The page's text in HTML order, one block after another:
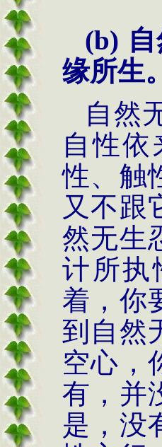
(b)
缘所生。
自然
自性
性、触
又不跟
然无生
计所执
着，你
到自然
空心，
有，并
是，没